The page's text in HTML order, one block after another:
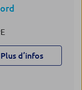
Plus d’infos